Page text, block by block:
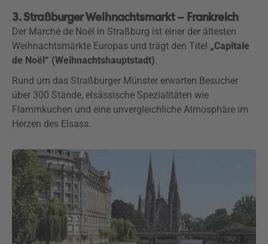
3. Straßburger Weihnachtsmarkt – Frankreich
Der Marché de Noël in Straßburg ist einer der ältesten
Weihnachtsmärkte Europas und trägt den Titel „Capitale
de Noël“ (Weihnachtshauptstadt).
Rund um das Straßburger Münster erwarten Besucher
über 300 Stände, elsässische Spezialitäten wie
Flammkuchen und eine unvergleichliche Atmosphäre im
Herzen des Elsass.